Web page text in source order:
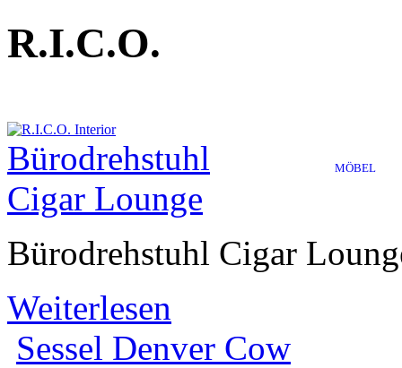
R.I.C.O.
MÖBEL
Bürodrehstuhl
Cigar Lounge
Bürodrehstuhl Cigar
Weiterlesen
Sessel Denver Cow